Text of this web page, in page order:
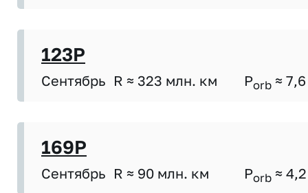
123P
Сентябрь R ≈ 323 млн. км Porb ≈ 7,6
169P
Сентябрь R ≈ 90 млн. км Porb ≈ 4,2